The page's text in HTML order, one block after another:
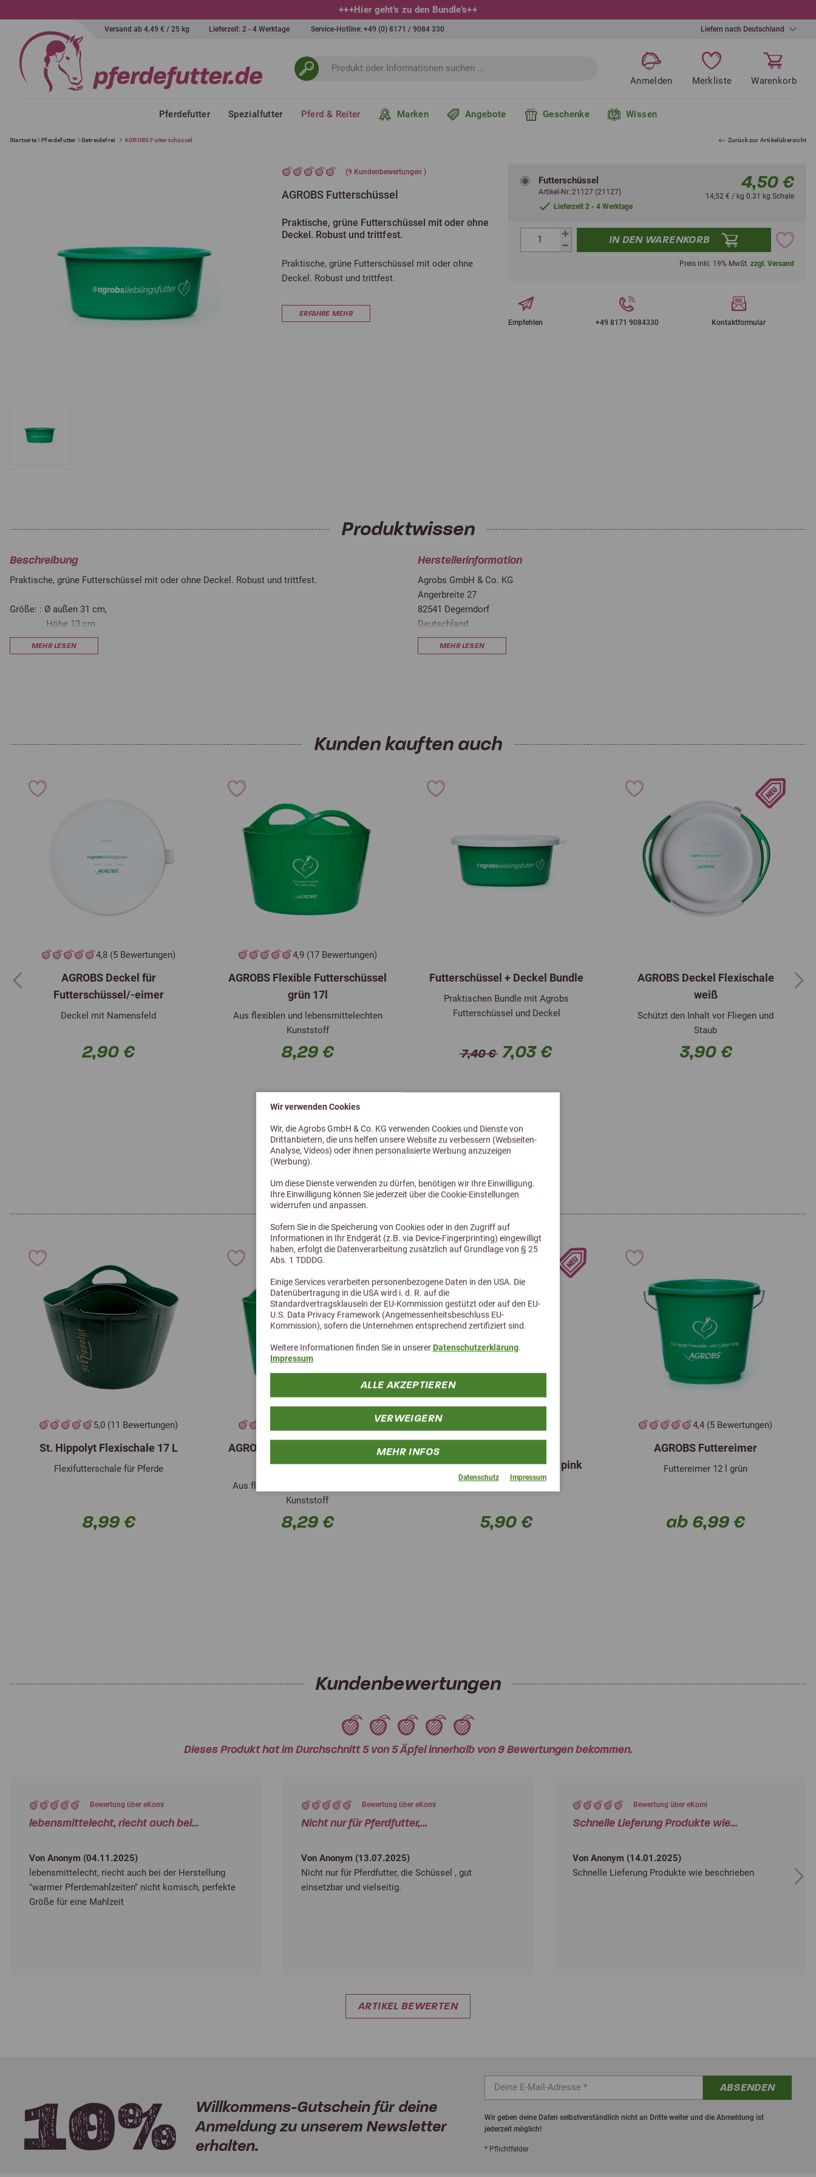
Wir verwenden Cookies
Wir, die Agrobs GmbH & Co. KG verwenden Cookies und Dienste von
Drittanbietern, die uns helfen unsere Website zu verbessern (Webseiten-
Analyse, Videos) oder ihnen personalisierte Werbung anzuzeigen
(Werbung).
Um diese Dienste verwenden zu dürfen, benötigen wir Ihre Einwilligung.
Ihre Einwilligung können Sie jederzeit über die Cookie-Einstellungen
widerrufen und anpassen.
Sofern Sie in die Speicherung von Cookies oder in den Zugriff auf
Informationen in Ihr Endgerät (z.B. via Device-Fingerprinting) eingewilligt
haben, erfolgt die Datenverarbeitung zusätzlich auf Grundlage von § 25
Abs. 1 TDDDG.
Einige Services verarbeiten personenbezogene Daten in den USA. Die
Datenübertragung in die USA wird i. d. R. auf die
Standardvertragsklauseln der EU-Kommission gestützt oder auf den EU-
U.S. Data Privacy Framework (Angemessenheitsbeschluss EU-
Kommission), sofern die Unternehmen entsprechend zertifiziert sind.
Weitere Informationen finden Sie in unserer Datenschutzerklärung.
Impressum
ALLE AKZEPTIEREN
VERWEIGERN
MEHR INFOS
Datenschutz Impressum
+++Hier geht's zu den Bundle's++
Versand ab 4,49 € / 25 kg Lieferzeit: 2 - 4 Werktage Service-Hotline: +49 (0) 8171 / 9084 330 Liefern nach Deutschland
Anmelden Merkliste Warenkorb
Pferdefutter Spezialfutter Pferd & Reiter Marken Angebote Geschenke Wissen
Startseite Pferdefutter Getreidefrei AGROBS Futterschüssel Zurück zur Artikelübersicht
(9 Kundenbewertungen )
AGROBS Futterschüssel
Praktische, grüne Futterschüssel mit oder ohne
Deckel. Robust und trittfest.
Praktische, grüne Futterschüssel mit oder ohne
Deckel. Robust und trittfest.
ERFAHRE MEHR
Futterschüssel
Artikel-Nr.:21127 (21127)
Lieferzeit 2 - 4 Werktage
4,50 €
14,52 € / kg 0.31 kg Schale
IN DEN WARENKORB
Preis inkl. 19% MwSt. zzgl. Versand
Empfehlen +49 8171 9084330 Kontaktformular
Produktwissen
Beschreibung
Praktische, grüne Futterschüssel mit oder ohne Deckel. Robust und trittfest.
Größe: : Ø außen 31 cm,
Höhe 13 cm
Lebensmittelechtes Material
MEHR LESEN
Herstellerinformation
Agrobs GmbH & Co. KG
Angerbreite 27
82541 Degerndorf
Deutschland
info@agrobs.de
MEHR LESEN
Kunden kauften auch
4,8 (5 Bewertungen)
AGROBS Deckel für
Futterschüssel/-eimer
Deckel mit Namensfeld
2,90 €
4,9 (17 Bewertungen)
AGROBS Flexible Futterschüssel
grün 17l
Aus flexiblen und lebensmittelechten
Kunststoff
8,29 €
Futterschüssel + Deckel Bundle
Praktischen Bundle mit Agrobs
Futterschüssel und Deckel
7,40 € 7,03 €
AGROBS Deckel Flexischale
weiß
Schützt den Inhalt vor Fliegen und
Staub
3,90 €
Previous Next
Alternative Produkte
5,0 (11 Bewertungen)
St. Hippolyt Flexischale 17 L
Flexifutterschale für Pferde
8,99 €
4,9 (17 Bewertungen)
AGROBS Flexible Futterschüssel
grün 17l
Aus flexiblen und lebensmittelechten
Kunststoff
8,29 €
Futterschüssel mit Deckel pink
Kleine Futterschüssel
5,90 €
4,4 (5 Bewertungen)
AGROBS Futtereimer
Futtereimer 12 l grün
ab 6,99 €
Kundenbewertungen
Dieses Produkt hat im Durchschnitt 5 von 5 Äpfel innerhalb von 9 Bewertungen bekommen.
Bewertung über eKomi
lebensmittelecht, riecht auch bei...
Von Anonym (04.11.2025)
lebensmittelecht, riecht auch bei der Herstellung
"warmer Pferdemahlzeiten" nicht komisch, perfekte
Größe für eine Mahlzeit
Bewertung über eKomi
Nicht nur für Pferdfutter,...
Von Anonym (13.07.2025)
Nicht nur für Pferdfutter, die Schüssel , gut
einsetzbar und vielseitig.
Bewertung über eKomi
Schnelle Lieferung Produkte wie...
Von Anonym (14.01.2025)
Schnelle Lieferung Produkte wie beschrieben
Next
ARTIKEL BEWERTEN
Willkommens-Gutschein für deine
Anmeldung zu unserem Newsletter
erhalten.
ABSENDEN
Wir geben deine Daten selbstverständlich nicht an Dritte weiter und die Abmeldung ist
jederzeit möglich!
* Pflichtfelder